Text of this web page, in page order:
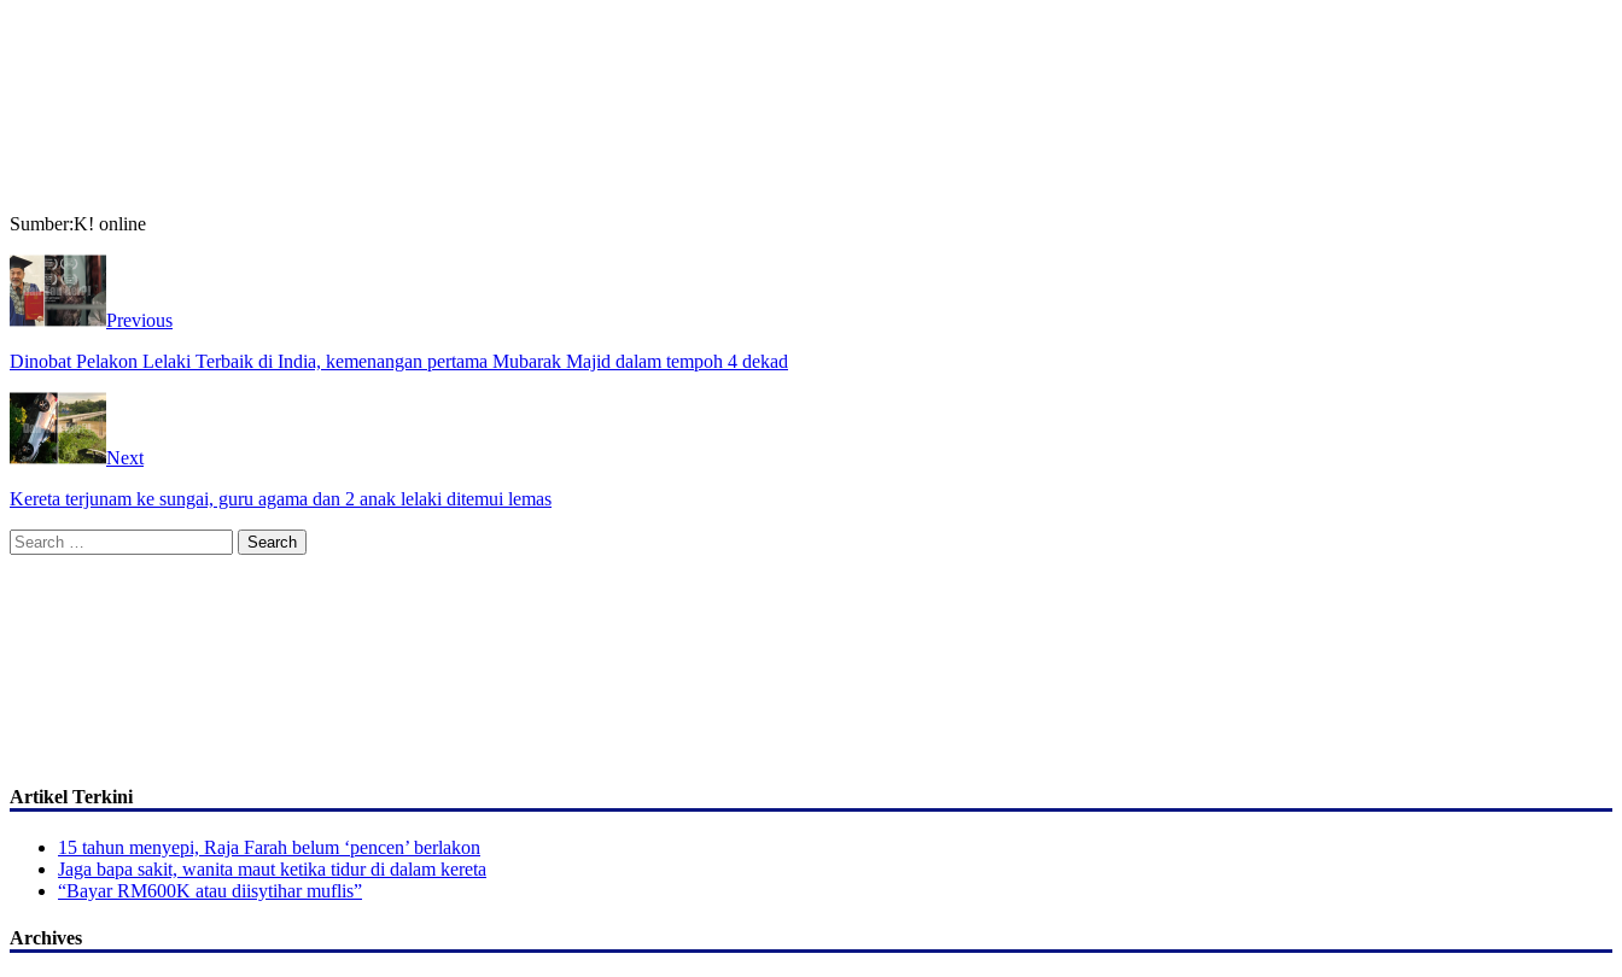
Sumber:K! online
Previous
Dinobat Pelakon Lelaki Terbaik di India, kemenangan pertama Mubarak Majid dalam tempoh 4 dekad
Next
Kereta terjunam ke sungai, guru agama dan 2 anak lelaki ditemui lemas
Search
for:
Artikel Terkini
15 tahun menyepi, Raja Farah belum ‘pencen’ berlakon
Jaga bapa sakit, wanita maut ketika tidur di dalam kereta
“Bayar RM600K atau diisytihar muflis”
Archives